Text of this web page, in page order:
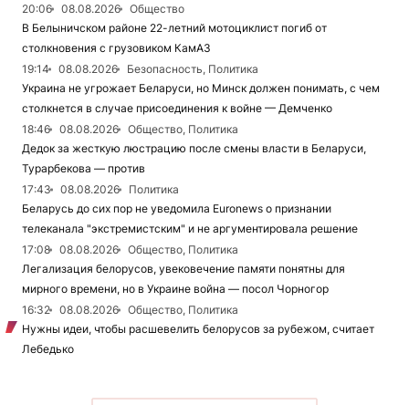
20:06
08.08.2026
Общество
В Белыничском районе 22-летний мотоциклист погиб от
столкновения с грузовиком КамАЗ
19:14
08.08.2026
Безопасность, Политика
Украина не угрожает Беларуси, но Минск должен понимать, с чем
столкнется в случае присоединения к войне — Демченко
18:46
08.08.2026
Общество, Политика
Дедок за жесткую люстрацию после смены власти в Беларуси,
Турарбекова — против
17:43
08.08.2026
Политика
Беларусь до сих пор не уведомила Euronews о признании
телеканала "экстремистским" и не аргументировала решение
17:08
08.08.2026
Общество, Политика
Легализация белорусов, увековечение памяти понятны для
мирного времени, но в Украине война — посол Чорногор
16:32
08.08.2026
Общество, Политика
Нужны идеи, чтобы расшевелить белорусов за рубежом, считает
Лебедько